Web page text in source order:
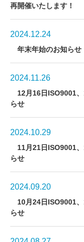
再開催いたします！
2024.12.24
年末年始のお知らせ
2024.11.26
12月16日ISO9001、
らせ
2024.10.29
11月21日ISO9001、
らせ
2024.09.20
10月24日ISO9001、
らせ